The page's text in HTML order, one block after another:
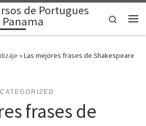
de Portugues
Panama
Search
»Las mejores frases de Shakespeare
frases de